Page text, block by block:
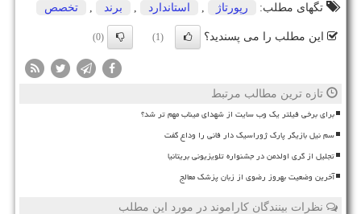
تگهای مطلب:
رپورتاژ استاندارد برند تخصص
این مطلب را می پسندید؟ (1)
(0)
تازه ترین مطالب مرتبط
برای برخی فیلتر یک وب سایت از شهدای میناب مهم تر شد؟
سم نیل بازیگر پارک ژوراسیک دار فانی را وداع گفت
تجلیل از گری اولدمن در جشنواره تلویزیونی بریتانیا
آخرین وضعیت بهروز رضوی از زبان پزشک معالج
نظرات بینندگان کاراموند در مورد این مطلب